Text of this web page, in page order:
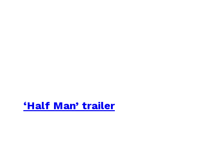
‘Half Man’ trailer